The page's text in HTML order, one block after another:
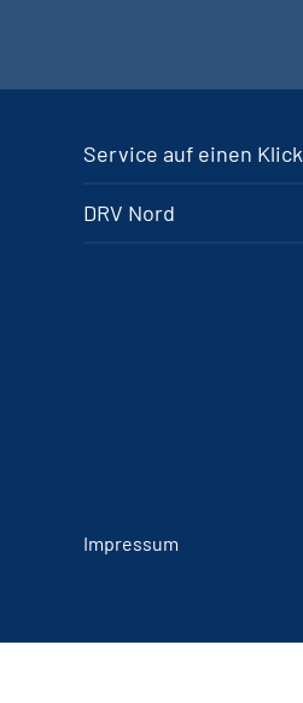
Service auf einen Klick
DRV Nord
Impressum